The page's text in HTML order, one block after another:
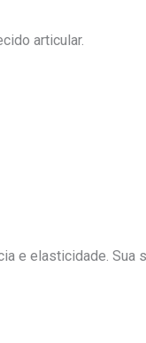
articular.
e elasticidade. Sua